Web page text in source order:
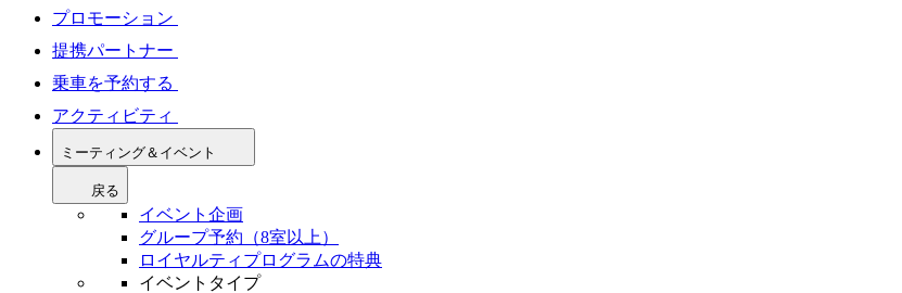
プロモーション
提携パートナー
乗車を予約する
アクティビティ
ミーティング＆イベント
戻る
イベント企画
グループ予約（8室以上）
ロイヤルティプログラムの特典
イベントタイプ